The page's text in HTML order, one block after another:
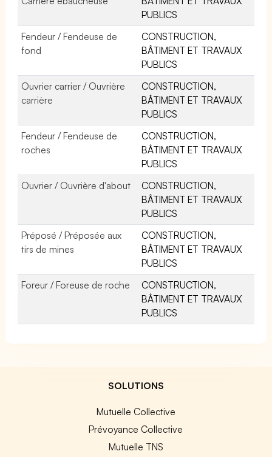
PUBLICS
Fendeur / Fendeuse de
fond
CONSTRUCTION,
BÂTIMENT ET TRAVAUX
PUBLICS
Ouvrier carrier / Ouvrière
carrière
CONSTRUCTION,
BÂTIMENT ET TRAVAUX
PUBLICS
Fendeur / Fendeuse de
roches
CONSTRUCTION,
BÂTIMENT ET TRAVAUX
PUBLICS
Ouvrier / Ouvrière d'about
CONSTRUCTION,
BÂTIMENT ET TRAVAUX
PUBLICS
Préposé / Préposée aux
tirs de mines
CONSTRUCTION,
BÂTIMENT ET TRAVAUX
PUBLICS
Foreur / Foreuse de roche
CONSTRUCTION,
BÂTIMENT ET TRAVAUX
PUBLICS
SOLUTIONS
Mutuelle Collective
Prévoyance Collective
Mutuelle TNS